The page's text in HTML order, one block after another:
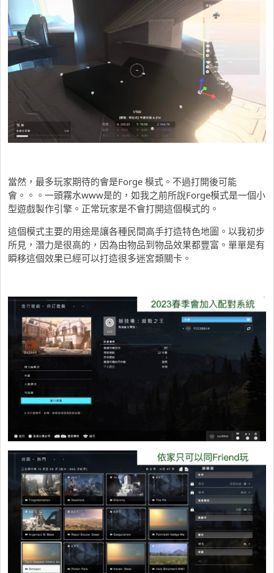
當然，最多玩家期待的會是Forge 模式。不過打開後可能
會。。。一頭霧水www是的，如我之前所說Forge模式是一個小
型遊戲製作引擎。正常玩家是不會打開這個模式的。
這個模式主要的用途是讓各種民間高手打造特色地圖。以我初步
所見，潛力是很高的，因為由物品到物品效果都豐富。單單是有
瞬移這個效果已經可以打造很多迷宮類關卡。